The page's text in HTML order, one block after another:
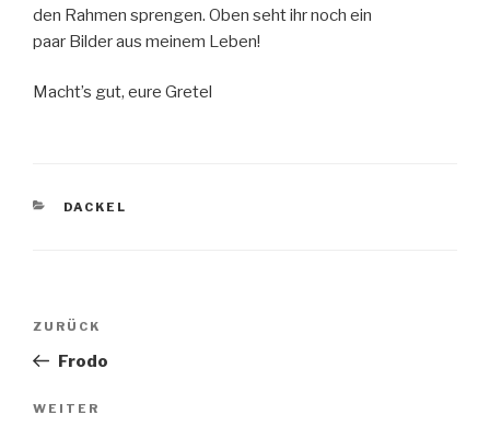
den Rahmen sprengen. Oben seht ihr noch ein
paar Bilder aus meinem Leben!
Macht’s gut, eure Gretel
KATEGORIEN
DACKEL
Beitragsnavigation
Vorheriger
Beitrag
ZURÜCK
Frodo
Nächster
WEITER